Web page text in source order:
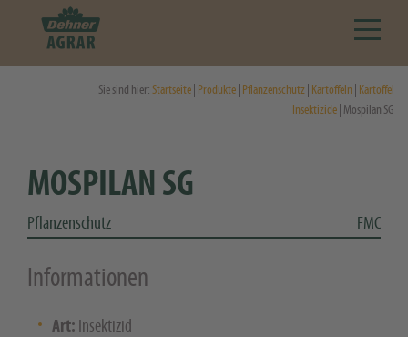
Sie sind hier:Startseite Produkte Pflanzenschutz Kartoffeln Kartoffel
Insektizide | Mospilan SG
MOSPILAN SG
Pflanzenschutz FMC
Informationen
Art: Insektizid